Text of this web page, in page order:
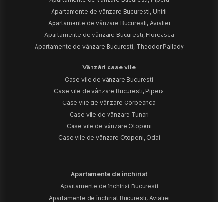
Apartamente de vânzare Bucuresti, Unirii
Apartamente de vânzare Bucuresti, Aviatiei
Apartamente de vânzare Bucuresti, Floreasca
Apartamente de vânzare Bucuresti, Theodor Pallady
Vânzări case vile
Case vile de vânzare Bucuresti
Case vile de vânzare Bucuresti, Pipera
Case vile de vânzare Corbeanca
Case vile de vânzare Tunari
Case vile de vânzare Otopeni
Case vile de vânzare Otopeni, Odai
Apartamente de închiriat
Apartamente de închiriat Bucuresti
Apartamente de închiriat Bucuresti, Aviatiei